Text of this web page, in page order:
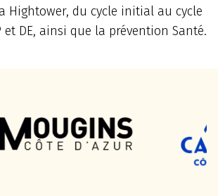
Hightower, du cycle initial au cycle
et DE, ainsi que la prévention Santé.